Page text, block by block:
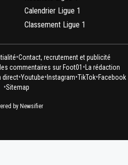
Calendrier Ligue 1
Classement Ligue 1
•Contact, recrutement et publicité
commentaires sur Foot01 • La rédaction
direct•Youtube• Instagram•TikTok•Facebook
•Sitemap
by Newsifier